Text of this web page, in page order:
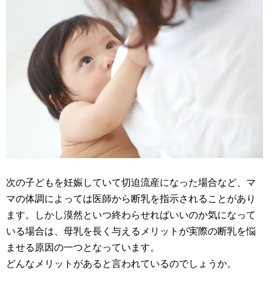
次の子どもを妊娠していて切迫流産になった場合など、マ
マの体調によっては医師から断乳を指示されることがあり
ます。しかし漠然といつ終わらせればいいのか気になって
いる場合は、母乳を長く与えるメリットが実際の断乳を悩
ませる原因の一つとなっています。
どんなメリットがあると言われているのでしょうか。